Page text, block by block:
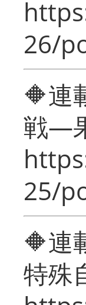
26/
🔶連
戦―
25/
🔶連
特殊